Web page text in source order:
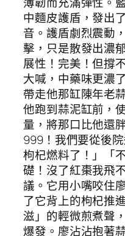
中麵皮護盾，發出
音。護盾劇烈震動
擊，只是散發出濃
展性！完美！但撐
大喊，中藥味更濃
帶走他那缸陳年老
他跑到蒜泥缸前，
量，將那口比他還
999！我們要從後
枸杞燃料了！」「
礎！沒了紅棗我飛
議。它用小嘴咬住
了它背上的枸杞推
滋」的輕微煎煮聲
爆發。廖沾沾抱著